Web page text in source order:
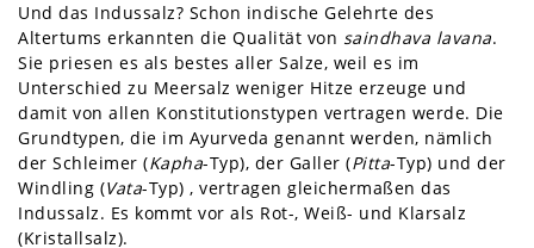
Und das Indussalz? Schon indische Gelehrte des
Altertums erkannten die Qualität von saindhava lavana.
Sie priesen es als bestes aller Salze, weil es im
Unterschied zu Meersalz weniger Hitze erzeuge und
damit von allen Konstitutionstypen vertragen werde. Die
Grundtypen, die im Ayurveda genannt werden, nämlich
der Schleimer (Kapha-Typ), der Galler (Pitta-Typ) und der
Windling (Vata-Typ) , vertragen gleichermaßen das
Indussalz. Es kommt vor als Rot-, Weiß- und Klarsalz
(Kristallsalz).